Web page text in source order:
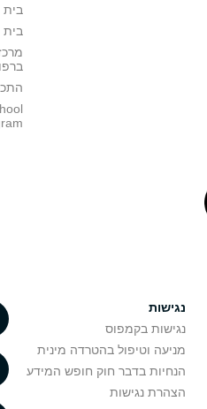
בית
בית
נגישות
נגישות בקמפוס
מניעה וטיפול בהטרדה מינית
הנחיות בדבר חוק חופש המידע
הצהרת נגישות